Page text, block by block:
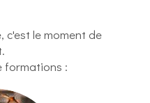
c'est le moment de
formations :